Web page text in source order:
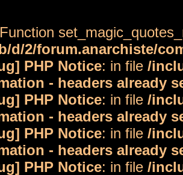
d/2/forum.anarchiste/
PHP Notice: in file /
- headers already
PHP Notice: in file /
- headers already
PHP Notice: in file /
- headers already
PHP Notice: in file /